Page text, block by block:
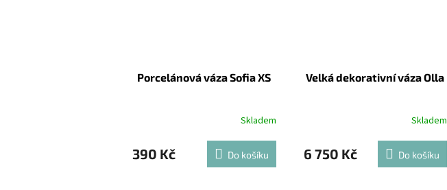
Porcelánová váza Sofia XS
Skladem
390 Kč Do košíku
Velká dekorativní váza Olla
Skladem
6 750 Kč Do košíku